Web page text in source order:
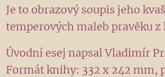
Je to obrazový soupis jeho
temperových maleb pravěku
Úvodní esej napsal Vladimír
Formát knihy: 332 x 242 mm,